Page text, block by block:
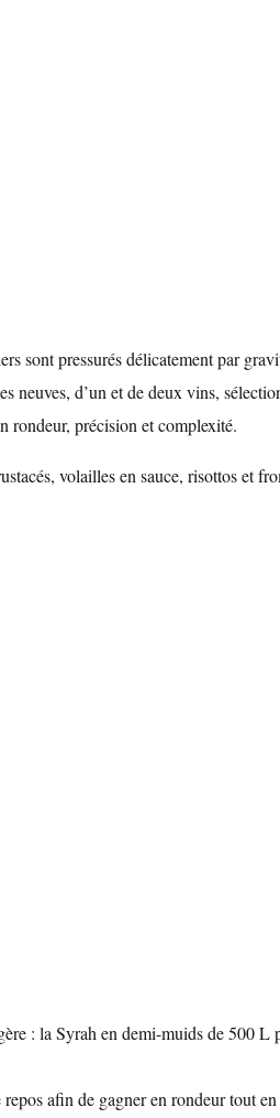
sont pressurés délicatement par
neuves, d’un et de deux vins,
rondeur, précision et complexité.
volailles en sauce, risottos et
: la Syrah en demi-muids de 500
afin de gagner en rondeur tout